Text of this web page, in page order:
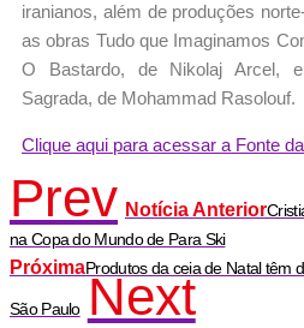
iranianos, além de produções
as obras Tudo que Imaginamos
O Bastardo, de Nikolaj Arcel,
Sagrada, de Mohammad Rasolouf.
Clique aqui para acessar a Fonte
Prev Notícia Anterior
na Copa do Mundo de Para Ski
PróximaProdutos da ceia de Natal têm
São Paulo Next